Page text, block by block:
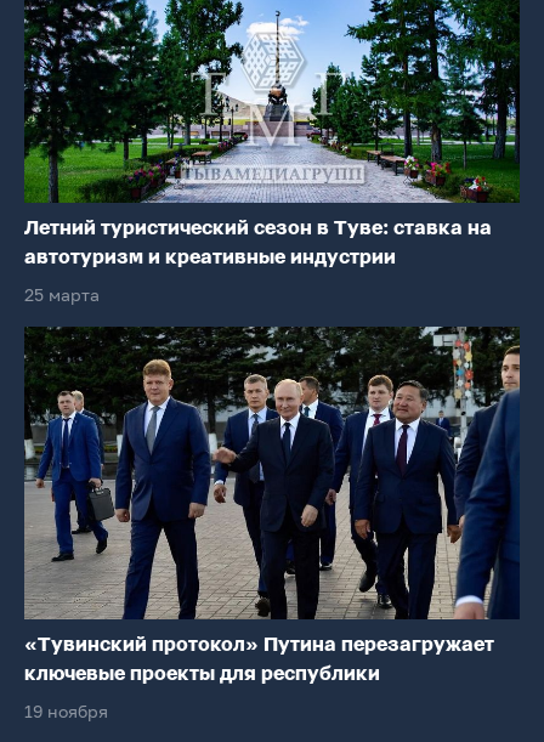
Летний туристический сезон в Туве: ставка на
автотуризм и креативные индустрии
25 марта
«Тувинский протокол» Путина перезагружает
ключевые проекты для республики
19 ноября